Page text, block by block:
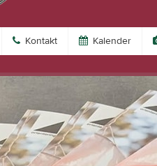
Kontakt Kalender